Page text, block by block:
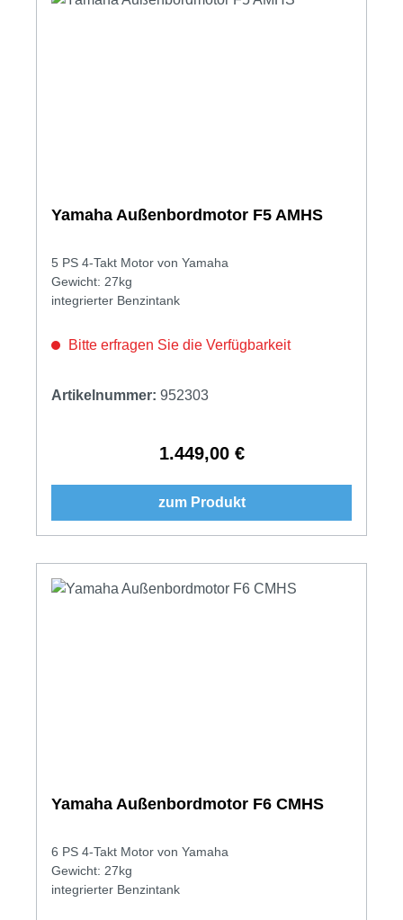
Yamaha Außenbordmotor F5 AMHS
5 PS 4-Takt Motor von Yamaha
Gewicht: 27kg
integrierter Benzintank
Bitte erfragen Sie die Verfügbarkeit
Artikelnummer: 952303
Regulärer Preis:
1.449,00 €
zum Produkt
Yamaha Außenbordmotor F6 CMHS
6 PS 4-Takt Motor von Yamaha
Gewicht: 27kg
integrierter Benzintank